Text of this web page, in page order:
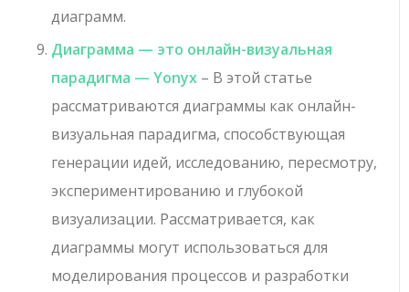
диаграмм.
Диаграмма — это онлайн-визуальная
парадигма — Yonyx – В этой статье
рассматриваются диаграммы как онлайн-
визуальная парадигма, способствующая
генерации идей, исследованию, пересмотру,
экспериментированию и глубокой
визуализации. Рассматривается, как
диаграммы могут использоваться для
моделирования процессов и разработки